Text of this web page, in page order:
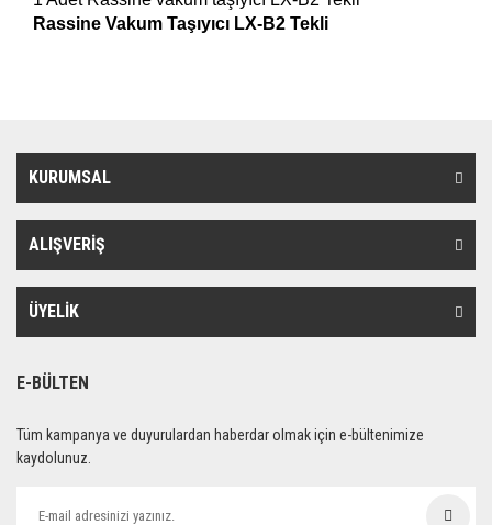
Rassine Vakum Taşıyıcı LX-B2 Tekli
KURUMSAL
ALIŞVERİŞ
ÜYELİK
E-BÜLTEN
Tüm kampanya ve duyurulardan haberdar olmak için e-bültenimize
kaydolunuz.